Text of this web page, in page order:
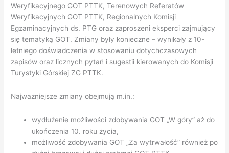
Weryfikacyjnego GOT PTTK, Terenowych Referatów
Weryfikacyjnych GOT PTTK, Regionalnych Komisji
Egzaminacyjnych ds. PTG oraz zaproszeni eksperci zajmujący
się tematyką GOT. Zmiany były konieczne – wynikały z 10-
letniego doświadczenia w stosowaniu dotychczasowych
zapisów oraz licznych pytań i sugestii kierowanych do Komisji
Turystyki Górskiej ZG PTTK.
Najważniejsze zmiany obejmują m.in.:
wydłużenie możliwości zdobywania GOT „W góry” aż do
ukończenia 10. roku życia,
możliwość zdobywania GOT „Za wytrwałość” również po